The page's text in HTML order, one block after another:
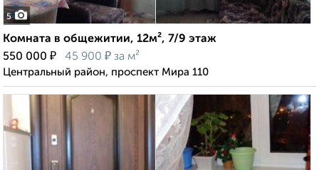
5
Комната в общежитии, 12м², 7/9 этаж
550 000 ₽ 45 900 ₽ за м²
Центральный район, проспект Мира 110